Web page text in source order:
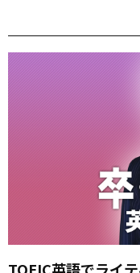
TOEIC英語でライ